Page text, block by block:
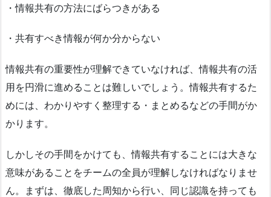
・情報共有の方法にばらつきがある
・共有すべき情報が何か分からない
情報共有の重要性が理解できていなければ、情報共有の活
用を円滑に進めることは難しいでしょう。情報共有するた
めには、わかりやすく整理する・まとめるなどの手間がか
かります。
しかしその手間をかけても、情報共有することには大きな
意味があることをチームの全員が理解しなければなりませ
ん。まずは、徹底した周知から行い、同じ認識を持っても